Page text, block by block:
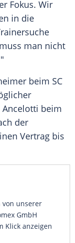
Fokus. Wir
in die
man nicht
beim SC
Ancelotti beim
der
Vertrag bis
von unserer
GmbH
Klick anzeigen